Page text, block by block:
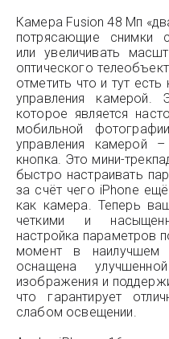
Камера Fusion 48 Мп
потрясающие снимки
или увеличивать
оптического
отметить что и тут
управления
которое является
мобильной
управления камерой
кнопка. Это мини-
быстро настраивать
за счёт чего iPhone
как камера. Теперь
четкими и
настройка параметров
момент в наилучшем
оснащена
изображения и
что гарантирует
слабом освещении.